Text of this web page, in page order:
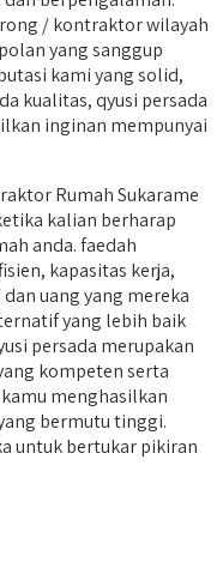
/ kontraktor wilayah
yang sanggup
kami yang solid,
kualitas, qyusi persada
inginan mempunyai
Rumah Sukarame
kalian berharap
anda. faedah
kapasitas kerja,
uang yang mereka
yang lebih baik
persada merupakan
kompeten serta
menghasilkan
bermutu tinggi.
untuk bertukar pikiran